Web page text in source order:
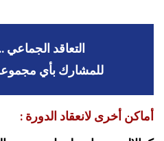
التعاقد الجماعي …
للمشارك بأي
أماكن أخرى لانعقاد الدورة :